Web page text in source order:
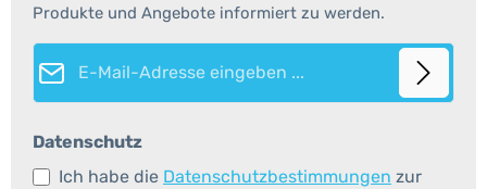
Produkte und Angebote informiert zu werden.
E-Mail-Adresse*
Datenschutz
Ich habe die Datenschutzbestimmungen zur